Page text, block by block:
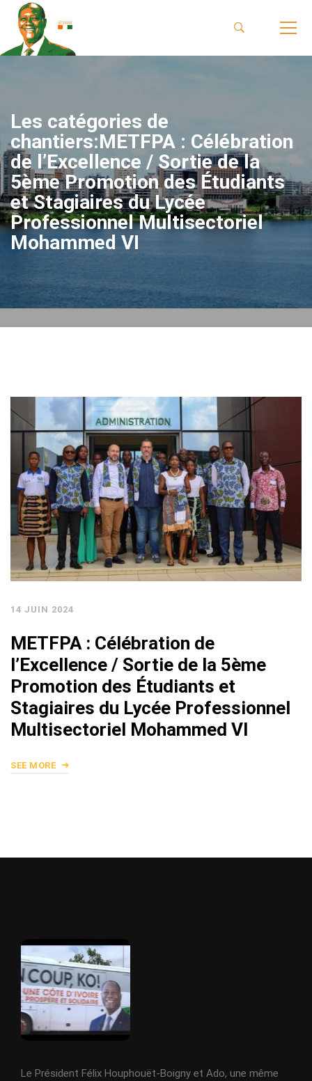
Les catégories de
chantiers:METFPA : Célébration
de l’Excellence / Sortie de la
5ème Promotion des Étudiants
et Stagiaires du Lycée
Professionnel Multisectoriel
Mohammed VI
14 JUIN 2024
METFPA : Célébration de
l’Excellence / Sortie de la 5ème
Promotion des Étudiants et
Stagiaires du Lycée Professionnel
Multisectoriel Mohammed VI
SEE MORE
Le Président Félix Houphouët-Boigny et Ado, une même